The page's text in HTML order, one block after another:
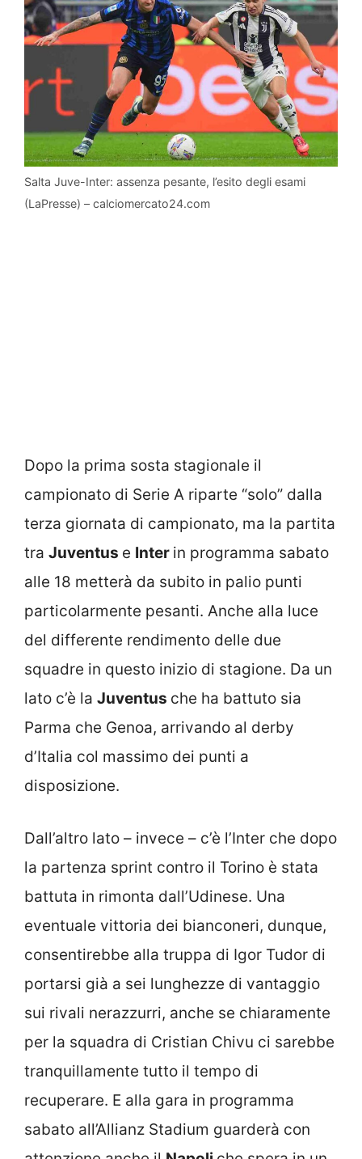
Salta Juve-Inter: assenza pesante, l’esito degli esami
(LaPresse) – calciomercato24.com
Dopo la prima sosta stagionale il
campionato di Serie A riparte “solo” dalla
terza giornata di campionato, ma la partita
tra Juventus e Inter in programma sabato
alle 18 metterà da subito in palio punti
particolarmente pesanti. Anche alla luce
del differente rendimento delle due
squadre in questo inizio di stagione. Da un
lato c’è la Juventus che ha battuto sia
Parma che Genoa, arrivando al derby
d’Italia col massimo dei punti a
disposizione.
Dall’altro lato – invece – c’è l’Inter che dopo
la partenza sprint contro il Torino è stata
battuta in rimonta dall’Udinese. Una
eventuale vittoria dei bianconeri, dunque,
consentirebbe alla truppa di Igor Tudor di
portarsi già a sei lunghezze di vantaggio
sui rivali nerazzurri, anche se chiaramente
per la squadra di Cristian Chivu ci sarebbe
tranquillamente tutto il tempo di
recuperare. E alla gara in programma
sabato all’Allianz Stadium guarderà con